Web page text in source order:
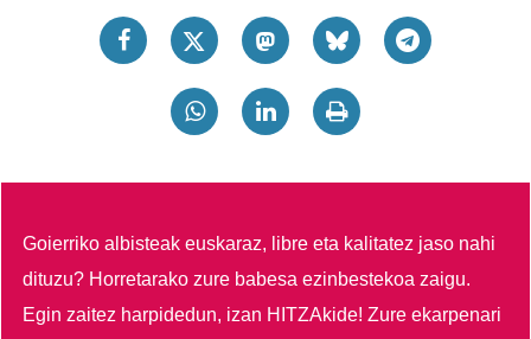
Goierriko albisteak euskaraz, libre eta kalitatez jaso nahi
dituzu? Horretarako zure babesa ezinbestekoa zaigu.
Egin zaitez harpidedun, izan HITZAkide!Zure ekarpenari